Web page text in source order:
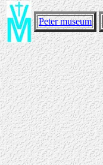
Peter museum